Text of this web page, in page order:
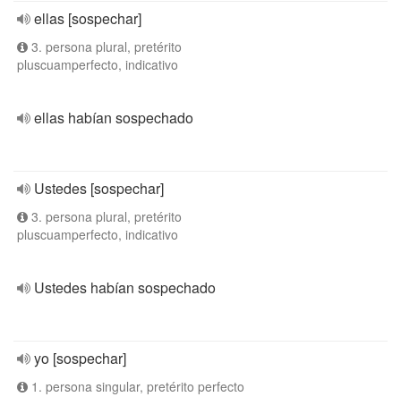
ellas [sospechar]
3. persona plural, pretérito
pluscuamperfecto, indicativo
ellas habían sospechado
Ustedes [sospechar]
3. persona plural, pretérito
pluscuamperfecto, indicativo
Ustedes habían sospechado
yo [sospechar]
1. persona singular, pretérito perfecto